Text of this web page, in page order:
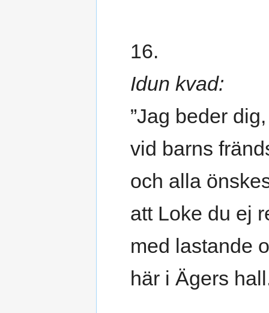
16.
Idun kvad:
”Jag beder
vid barns
och alla
att Loke du ej
med lastande
här i Ägers